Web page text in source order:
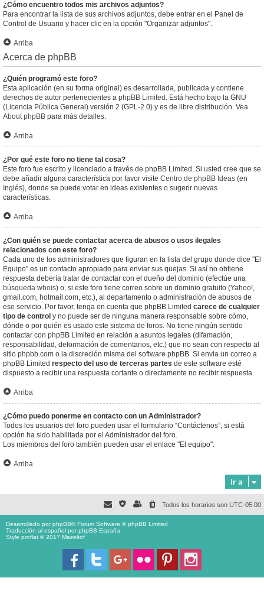
¿Cómo encuentro todos mis archivos adjuntos?
Para encontrar la lista de sus archivos adjuntos, debe entrar en el Panel de
Control de Usuario y hacer clic en la opción "Organizar adjuntos".
Arriba
Acerca de phpBB
¿Quién programó este foro?
Esta aplicación (en su forma original) es desarrollada, publicada y contiene
derechos de autor pertenecientes a phpBB Limited . Está hecho bajo la GNU
(Licencia Pública General) versión 2 (GPL-2.0) y es de libre distribución. Vea
About phpBB para más detalles.
Arriba
¿Por qué este foro no tiene tal cosa?
Este foro fue escrito y licenciado a través de phpBB Limited. Si usted cree que se
debe añadir alguna característica por favor visite Centro de phpBB Ideas (en
Inglés), donde se puede votar en ideas existentes o sugerir nuevas
características.
Arriba
¿Con quién se puede contactar acerca de abusos o usos ilegales
relacionados con este foro?
Cada uno de los administradores que figuran en la lista del grupo donde dice "El
Equipo" es un contacto apropiado para enviar sus quejas. Si así no obtiene
respuesta debería tratar de contactar con el dueño del dominio (efectúe una
búsqueda whois) o, si este foro tiene correo sobre un dominio gratuito (Yahoo!,
gmail.com, hotmail.com, etc.), al departamento o administración de abusos de
ese servicio. Por favor, tenga en cuenta que phpBB Limited carece de cualquier
tipo de control y no puede ser de ninguna manera responsable sobre cómo,
dónde o por quién es usado este sistema de foros. No tiene ningún sentido
contactar con phpBB Limited en relación a asuntos legales (difamación,
responsabilidad, deformación de comentarios, etc.) que no sean con respecto al
sitio phpbb.com o la discreción misma del software phpBB. Si envia un correo a
phpBB Limited respecto del uso de terceras partes de este software esté
dispuesto a recibir una respuesta cortante o directamente no recibir respuesta.
Arriba
¿Cómo puedo ponerme en contacto con un Administrador?
Todos los usuarios del foro pueden usar el formulario “Contáctenos”, si está
opción ha sido habilitada por el Administrador del foro.
Los miembros del foro también pueden usar el enlace "El equipo".
Arriba
Ir a
Todos los horarios son UTC-05:00
Desarrollado porphpBB® Forum Software © phpBB Limited
Traducción al español porphpBB España
Style proflat © 2017 Mazeltof